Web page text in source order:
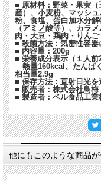
■ 原材料：野菜・果実
産）、小麦粉、マッシ
粉、食塩、蛋白加水分
（アミノ酸等）、カラ
肉・大豆・鶏肉・りんご
■ 殺菌方法：気密性容
■ 内容量：200g
■ 栄養成分表示（１人前
熱量160kcal、たんぱ
相当量2.9g
■ 保存方法：直射日光を
■ 販売者：株式会社鳥梅
■ 製造者：ベル食品工業
他にもこのような商品が